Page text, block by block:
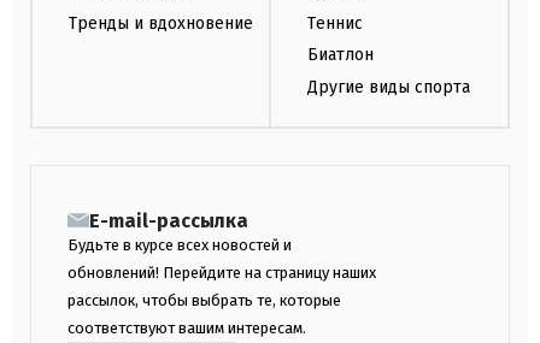
Тренды и вдохновение
Теннис
Биатлон
Другие виды спорта
E-mail-рассылка
Будьте в курсе всех новостей и
обновлений! Перейдите на страницу наших
рассылок, чтобы выбрать те, которые
соответствуют вашим интересам.